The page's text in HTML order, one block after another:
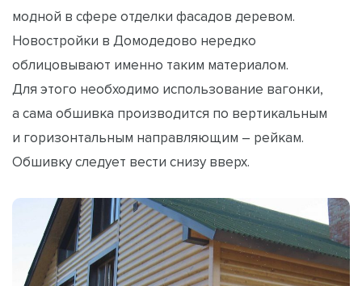
модной в сфере отделки фасадов деревом.
Новостройки в Домодедово нередко
облицовывают именно таким материалом.
Для этого необходимо использование вагонки,
а сама обшивка производится по вертикальным
и горизонтальным направляющим – рейкам.
Обшивку следует вести снизу вверх.